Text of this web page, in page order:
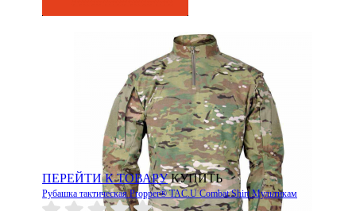
ПЕРЕЙТИ К ТОВАРУ КУПИТЬ
Рубашка тактическая Propper® TAC.U Combat Shirt Мультикам